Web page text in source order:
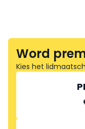
Word
Kies het